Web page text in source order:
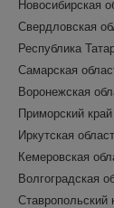
Новосибирская
Свердловская
Республика
Самарская
Воронежская
Приморский край
Иркутская
Кемеровская
Волгоградская
Ставропольский